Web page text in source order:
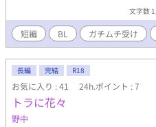
文字数
短編 BL ガチムチ受け
長編 完結 R18
お気に入り : 41 24h.ポイント : 7
トラに花々
野中